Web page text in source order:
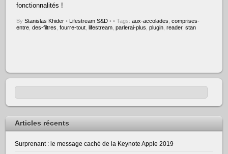
fonctionnalités !
ByStanislas Khider • Lifestream S&D • • Tags:aux-accolades,comprises-
entre,des-filtres,fourre-tout, lifestream,parlerai-plus,plugin,reader,stan
Articles récents
Surprenant : le message caché de la Keynote Apple 2019